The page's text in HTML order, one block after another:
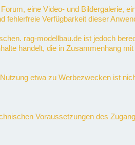
eine Video- und Bildergalerie,
fehlerfreie Verfügbarkeit dieser
rag-modellbau.de ist jedoch
handelt, die in Zusammenhang
etwa zu Werbezwecken ist
Voraussetzungen des